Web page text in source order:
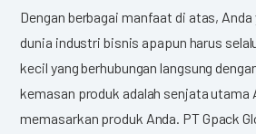
Dengan berbagai manfaat di atas,
dunia industri bisnis apapun harus
kecil yang berhubungan langsung
kemasan produk adalah senjata utama
memasarkan produk Anda. PT Gpack